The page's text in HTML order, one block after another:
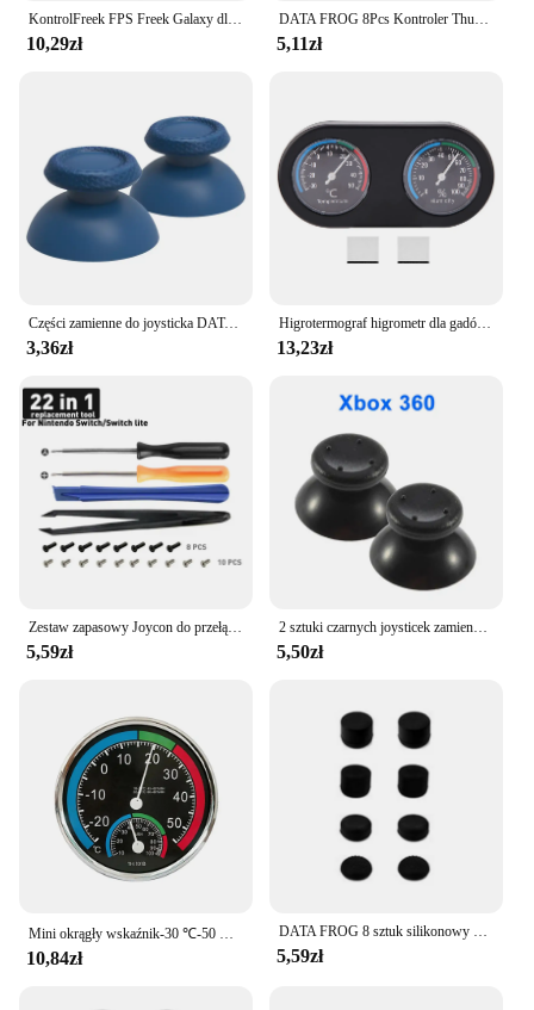
KontrolFreek FPS Freek Galaxy dla Playstation PS4 High-Rise Analog Stick PS5 Joystick Controller Performance Command Stick Game
10,29zł
DATA FROG 8Pcs Kontroler Thumb Stick Grip Cap dla PS5 Silikonowa antypoślizgowa gumowa nakładka na PS4/Xbox Series X/S Akcesoria
5,11zł
Części zamienne do joysticka DATA FROG Sticks Botton do kontrolera PS5 Nakładka na drążek analogowy do gamepada Playstation 5.
3,36zł
Higrotermograf higrometr dla gadów Mini analogowy miernik temperatury i wilgotności okrągły kształt termometr higrometr dla gadów
13,23zł
5,59zł
2 sztuki czarnych joysticek zamiennych do kontrolera PS5/PS4/PS3/Xbox One/Xbox 360, naprawa joysticka analogowego 3D do PlayStation
5,50zł
10,84zł 5,59zł